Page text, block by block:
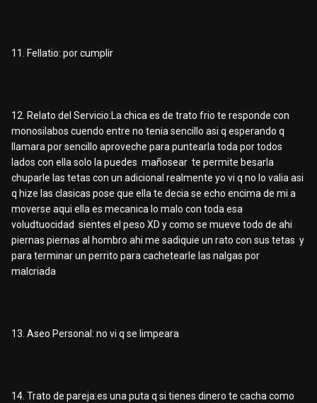
11. Fellatio: por cumplir
12. Relato del Servicio:La chica es de trato frio te responde con
monosilabos cuendo entre no tenia sencillo asi q esperando q
llamara por sencillo aproveche para puntearla toda por todos
lados con ella solo la puedes mañosear te permite besarla
chuparle las tetas con un adicional realmente yo vi q no lo valia asi
q hize las clasicas pose que ella te decia se echo encima de mi a
moverse aqui ella es mecanica lo malo con toda esa
voludtuocidad sientes el peso XD y como se mueve todo de ahi
piernas piernas al hombro ahi me sadiquie un rato con sus tetas y
para terminar un perrito para cachetearle las nalgas por
malcriada
13. Aseo Personal: no vi q se limpeara
14. Trato de pareja:es una puta q si tienes dinero te cacha como